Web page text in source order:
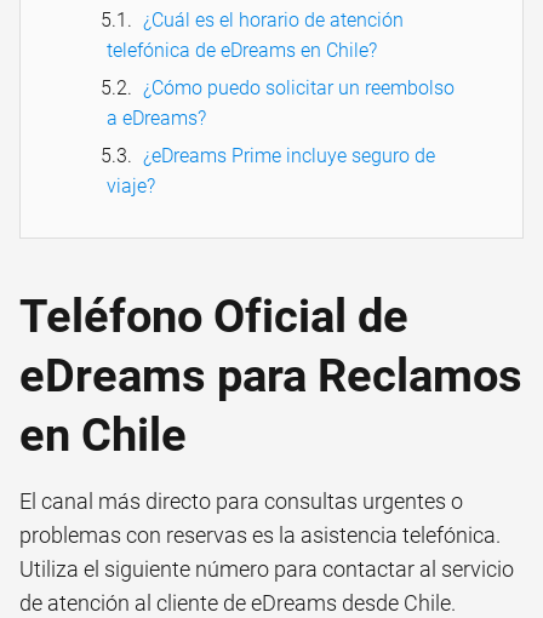
¿Cuál es el horario de atención
telefónica de eDreams en Chile?
¿Cómo puedo solicitar un reembolso
a eDreams?
¿eDreams Prime incluye seguro de
viaje?
Teléfono Oficial de
eDreams para Reclamos
en Chile
El canal más directo para consultas urgentes o
problemas con reservas es la asistencia telefónica.
Utiliza el siguiente número para contactar al servicio
de atención al cliente de eDreams desde Chile.